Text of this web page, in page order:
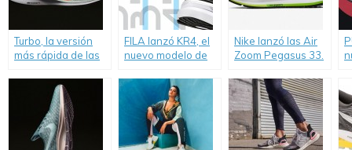
Turbo, la versión
más rápida de las
FILA lanzó KR4, el
nuevo modelo de
performance.
Nike lanzó las Air
Zoom Pegasus 33.